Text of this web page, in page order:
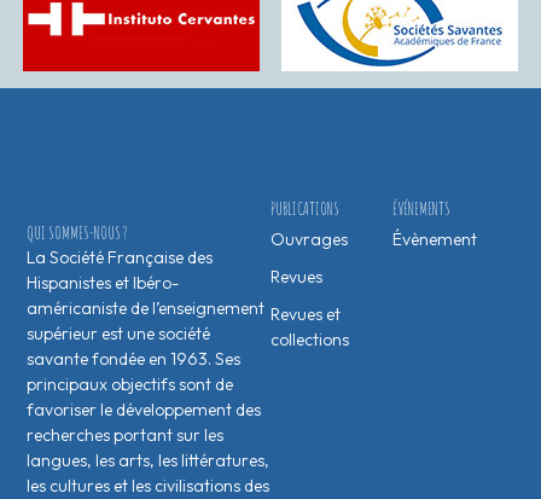
ÉVÉNEMENTS
Évènement
PUBLICATIONS
Ouvrages
Revues
Revues et
collections
QUI SOMMES-NOUS ?
La Société Française des
Hispanistes et Ibéro-
américaniste de l’enseignement
supérieur est une société
savante fondée en 1963. Ses
principaux objectifs sont de
favoriser le développement des
recherches portant sur les
langues, les arts, les littératures,
les cultures et les civilisations des